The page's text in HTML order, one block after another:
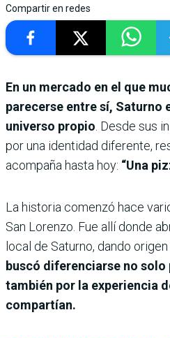
Compartir en redes
En un mercado en el que
parecerse entre sí, Saturno
universo propio . Desde sus
por una identidad diferente,
acompaña hasta hoy: “Una
La historia comenzó hace
San Lorenzo. Fue allí donde
local de Saturno, dando
buscó diferenciarse no solo
también por la experiencia
compartían.